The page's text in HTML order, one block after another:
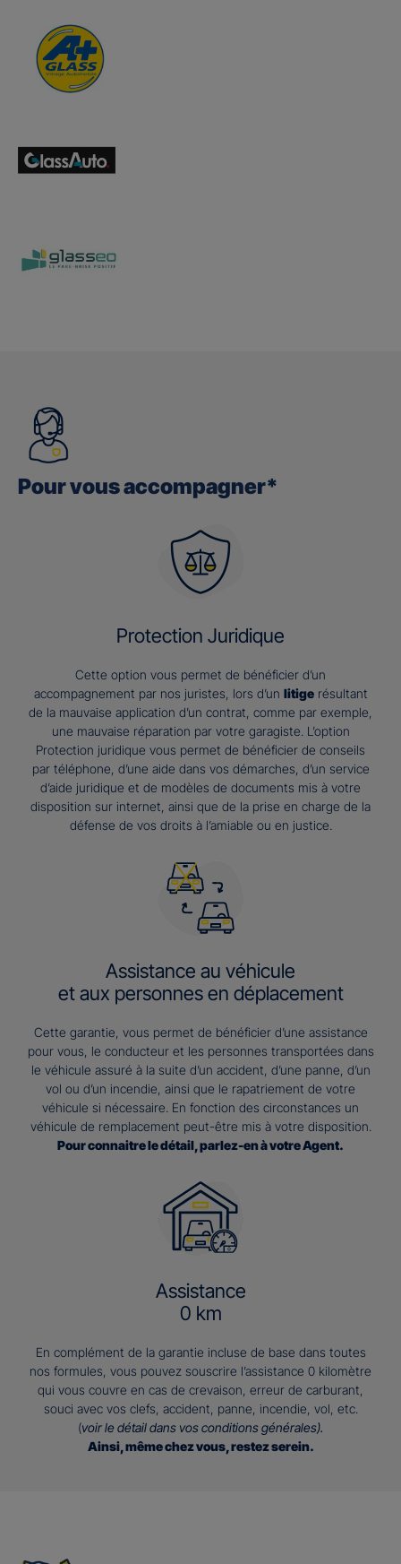
Pour vous accompagner*
Protection Juridique
Cette option vous permet de bénéficier d’un
accompagnement par nos juristes, lors d’un litigerésultant
de la mauvaise application d’un contrat, comme par exemple,
une mauvaise réparation par votre garagiste. L’option
Protection juridique vous permet de bénéficier de conseils
par téléphone, d’une aide dans vos démarches, d’un service
d’aide juridique et de modèles de documents mis à votre
disposition sur internet, ainsi que de la prise en charge de la
défense de vos droits à l’amiable ou en justice.
Assistance au véhicule
et aux personnes en déplacement
Cette garantie, vous permet de bénéficier d’une assistance
pour vous, le conducteur et les personnes transportées dans
le véhicule assuré à la suite d’un accident, d’une panne, d’un
vol ou d’un incendie, ainsi que le rapatriement de votre
véhicule si nécessaire. En fonction des circonstances un
véhicule de remplacement peut-être mis à votre disposition.
Pour connaitre le détail, parlez-en à votre Agent.
Assistance
0 km
En complément de la garantie incluse de base dans toutes
nos formules, vous pouvez souscrire l’assistance 0 kilomètre
qui vous couvre en cas de crevaison, erreur de carburant,
souci avec vos clefs, accident, panne, incendie, vol, etc.
(voir le détail dans vos conditions générales).
Ainsi, même chez vous, restez serein.